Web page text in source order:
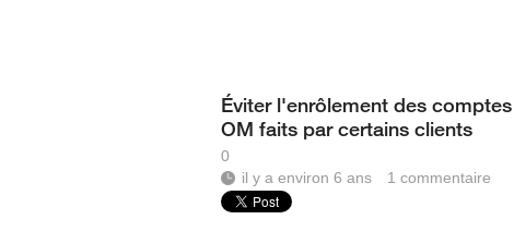
Éviter l'enrôlement des comptes
OM faits par certains clients
0
il y a environ 6 ans
1 commentaire